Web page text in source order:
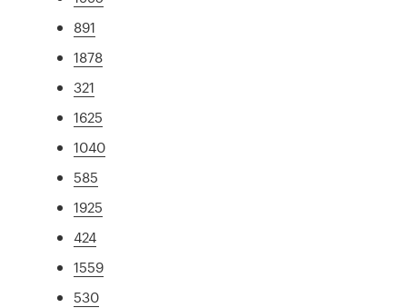
891
1878
321
1625
1040
585
1925
424
1559
530